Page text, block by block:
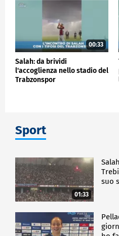
00:33
Salah: da brividi
l'accoglienza nello stadio del
Trabzonspor
Sport
01:33
suo